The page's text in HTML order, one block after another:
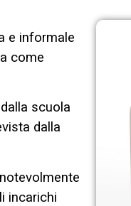
e informale
come
scuola
dalla
incarichi